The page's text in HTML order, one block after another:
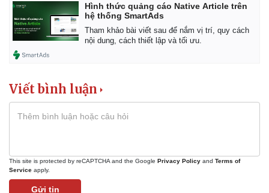
Hình thức quảng cáo Native Article trên
hệ thống SmartAds
Tham khảo bài viết sau để nắm vị trí, quy cách
nội dung, cách thiết lập và tối ưu.
Viết bình luận
This site is protected by reCAPTCHA and the Google Privacy Policy and Terms of
Service apply.
Gửi tin